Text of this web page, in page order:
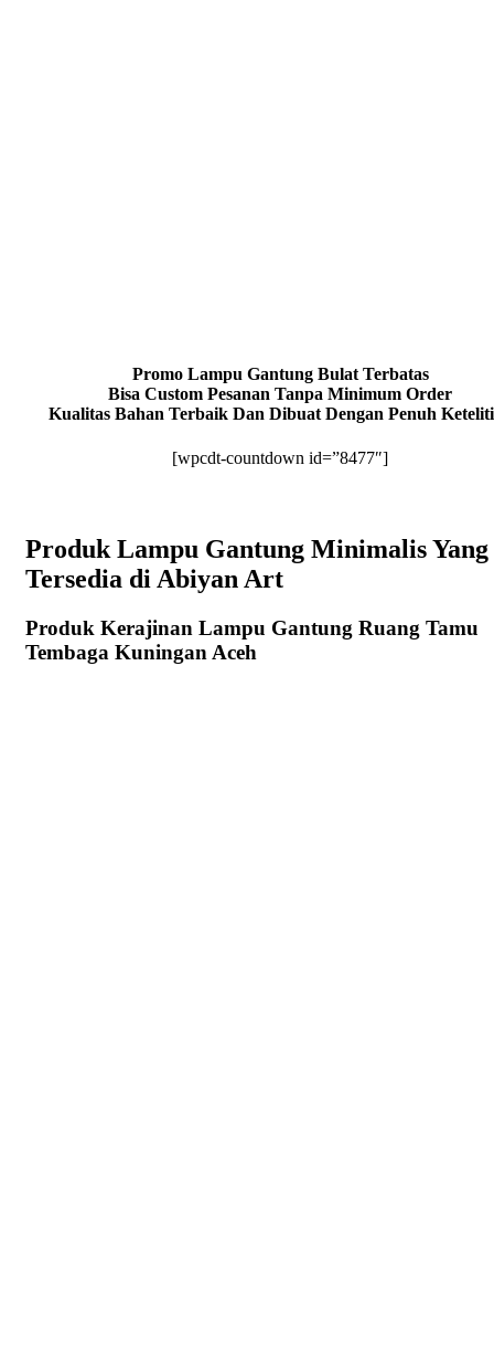
Promo Lampu Gantung Bulat Terbatas
Bisa Custom Pesanan Tanpa Minimum Order
Kualitas Bahan Terbaik Dan Dibuat Dengan Penuh
[wpcdt-countdown id=”8477″]
Produk Lampu Gantung Minimalis Yang
Tersedia di Abiyan Art
Produk Kerajinan Lampu Gantung Ruang Tamu
Tembaga Kuningan Aceh